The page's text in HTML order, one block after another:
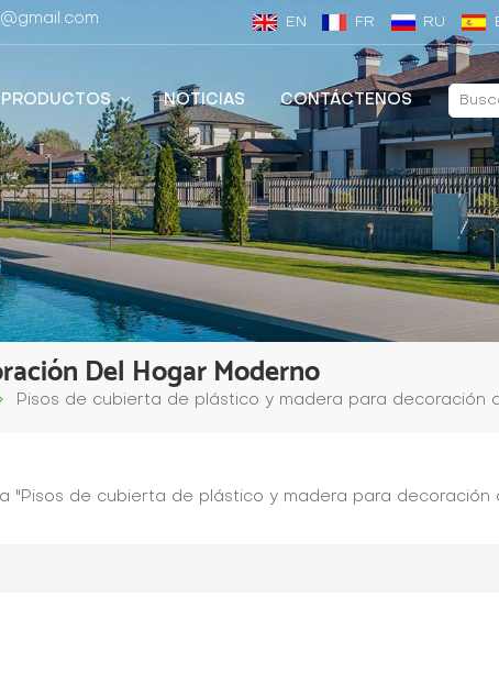
EN FR RU
PRODUCTOS NOTICIAS CONTÁCTENOS
Del Hogar Moderno
Pisos de cubierta de plástico y madera para decoración
"Pisos de cubierta de plástico y madera para decoración